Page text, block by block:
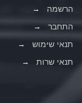
הרשמה
התחבר
תנאי שימוש
תנאי שרות